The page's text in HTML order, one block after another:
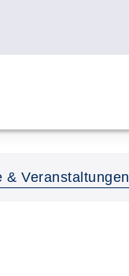
& Veranstaltungen